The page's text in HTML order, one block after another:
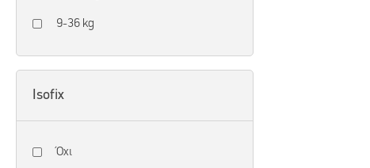
9-36 kg
Ιsofix
Όχι